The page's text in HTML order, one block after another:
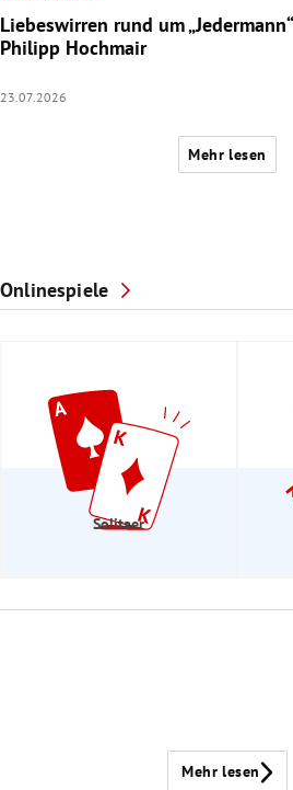
Liebeswirren rund um „Jedermann“
Philipp Hochmair
23.07.2026
Mehr lesen
Onlinespiele
Solitaer
Mehr lesen